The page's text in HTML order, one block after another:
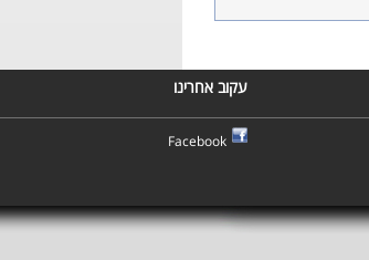
עקוב אחרינו
Facebook